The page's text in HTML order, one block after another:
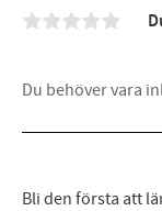
Bli den första att